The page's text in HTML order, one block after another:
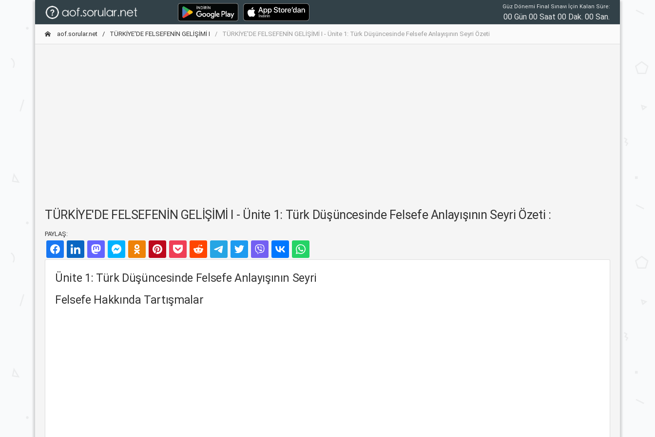
Güz Dönemi Final Sınavı İçin Kalan Süre:
00 Gün 00 Saat 00 Dak. 00 San.
aof.sorular.net TÜRKİYE'DE FELSEFENİN GELİŞİMİ I TÜRKİYE'DE FELSEFENİN GELİŞİMİ I - Ünite 1: Türk Düşüncesinde Felsefe Anlayışının Seyri Özeti
TÜRKİYE'DE FELSEFENİN GELİŞİMİ I - Ünite 1: Türk Düşüncesinde Felsefe Anlayışının Seyri Özeti :
PAYLAŞ:
Ünite 1: Türk Düşüncesinde Felsefe Anlayışının Seyri
Felsefe Hakkında Tartışmalar